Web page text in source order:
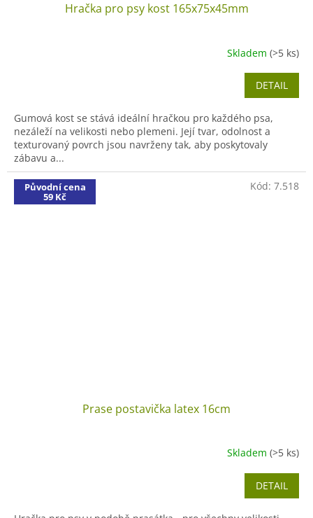
Hračka pro psy kost 165x75x45mm
Skladem (>5 ks)
DETAIL
Gumová kost se stává ideální hračkou pro každého psa,
nezáleží na velikosti nebo plemeni. Její tvar, odolnost a
texturovaný povrch jsou navrženy tak, aby poskytovaly
zábavu a...
Původní cena
59 Kč
Prase postavička latex 16cm
Skladem (>5 ks)
DETAIL
Kód: 7.518